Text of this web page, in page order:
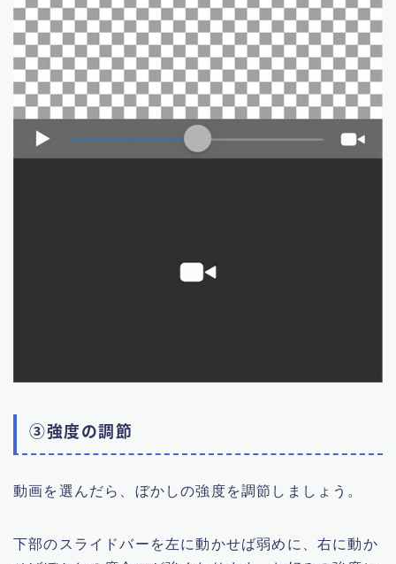
③強度の調節
動画を選んだら、ぼかしの強度を調節しましょう。
下部のスライドバーを左に動かせば弱めに、右に動か